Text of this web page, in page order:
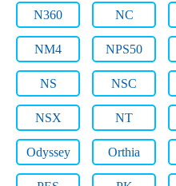
N360 NC
NM4 NPS50
NS NSC
NSX NT
Odyssey Orthia